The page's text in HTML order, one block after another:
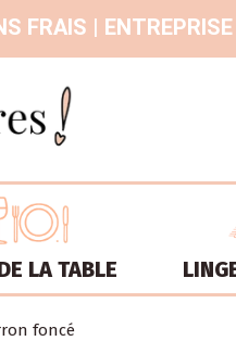
FRAIS |
LA TABLE
foncé